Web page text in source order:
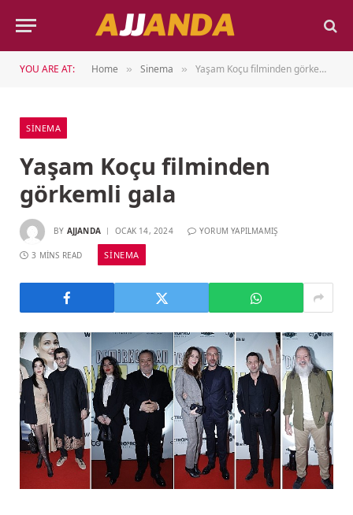
YOU ARE AT: Home » Sinema » Yaşam Koçu filminden görkemli gala
SINEMA
Yaşam Koçu filminden
görkemli gala
BY AJJANDA OCAK 14, 2024 YORUM YAPILMAMIŞ
3 MINS READ SINEMA